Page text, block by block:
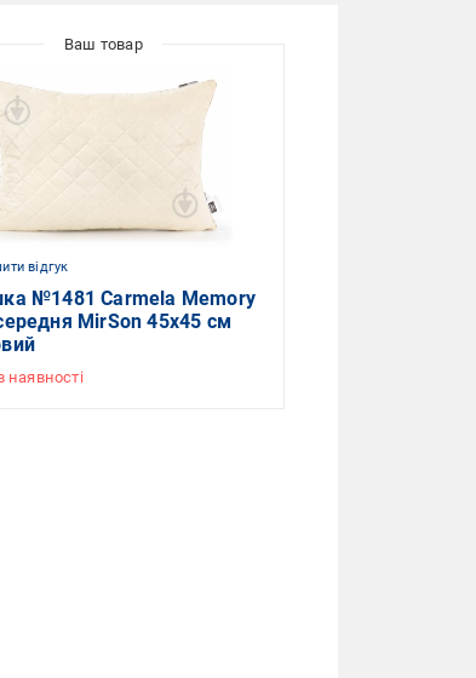
відгук
№1481 Carmela Memory
MirSon 45x45 см
наявності